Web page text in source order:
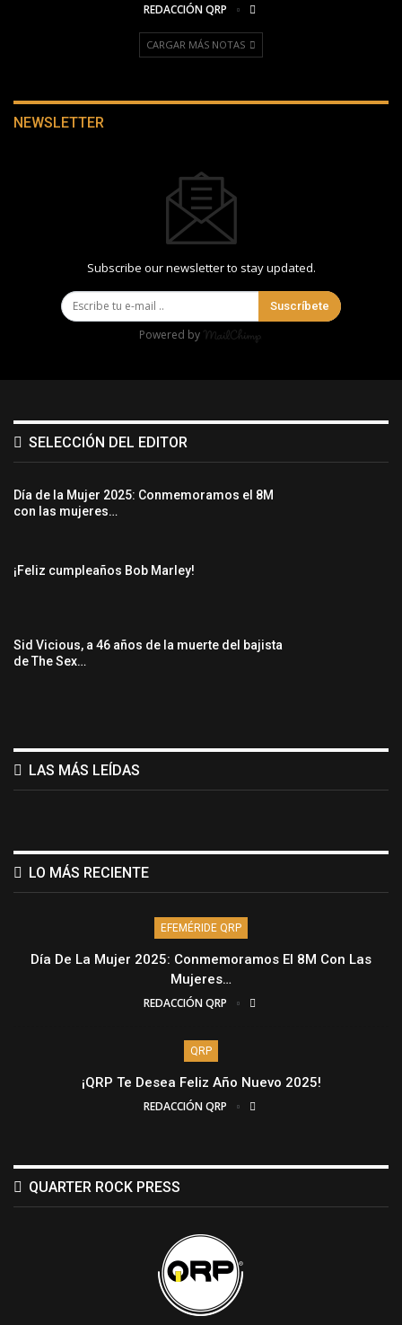
REDACCIÓN QRP
CARGAR MÁS NOTAS
NEWSLETTER
Subscribe our newsletter to stay updated.
Suscríbete
Powered by
SELECCIÓN DEL EDITOR
Día de la Mujer 2025: Conmemoramos el 8M
con las mujeres…
¡Feliz cumpleaños Bob Marley!
Sid Vicious, a 46 años de la muerte del bajista
de The Sex…
LAS MÁS LEÍDAS
LO MÁS RECIENTE
EFEMÉRIDE QRP
Día De La Mujer 2025: Conmemoramos El 8M Con Las
Mujeres…
REDACCIÓN QRP
QRP
¡QRP Te Desea Feliz Año Nuevo 2025!
REDACCIÓN QRP
QUARTER ROCK PRESS